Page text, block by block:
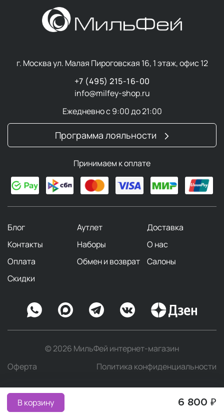
В корзину 6 800 ₽
г. Москва ул. Малая Пироговская 16, 1 этаж, офис 12
+7 (495) 215-16-00
info@milfey-shop.ru
Ежедневно с 9:00 до 21:00
Программа лояльности
Принимаем к оплате
Блог Аутлет
Доставка
Контакты
Наборы
О нас
Оплата
Обмен и возврат
Салоны
Скидки
© 2026 МильФей интернет-магазин
Оферта
Политика конфиденциальности